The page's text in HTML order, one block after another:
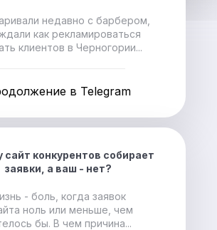
недавно с барбером,
как рекламироваться
клиентов в Черногории...
в Telegram
сайт конкурентов собирает
заявки, а ваш - нет?
- боль, когда заявок
ноль или меньше, чем
бы. В чем причина...